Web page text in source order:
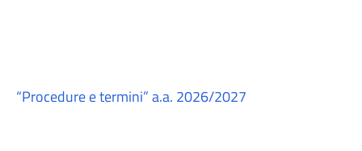
“Procedure e termini” a.a. 2026/2027